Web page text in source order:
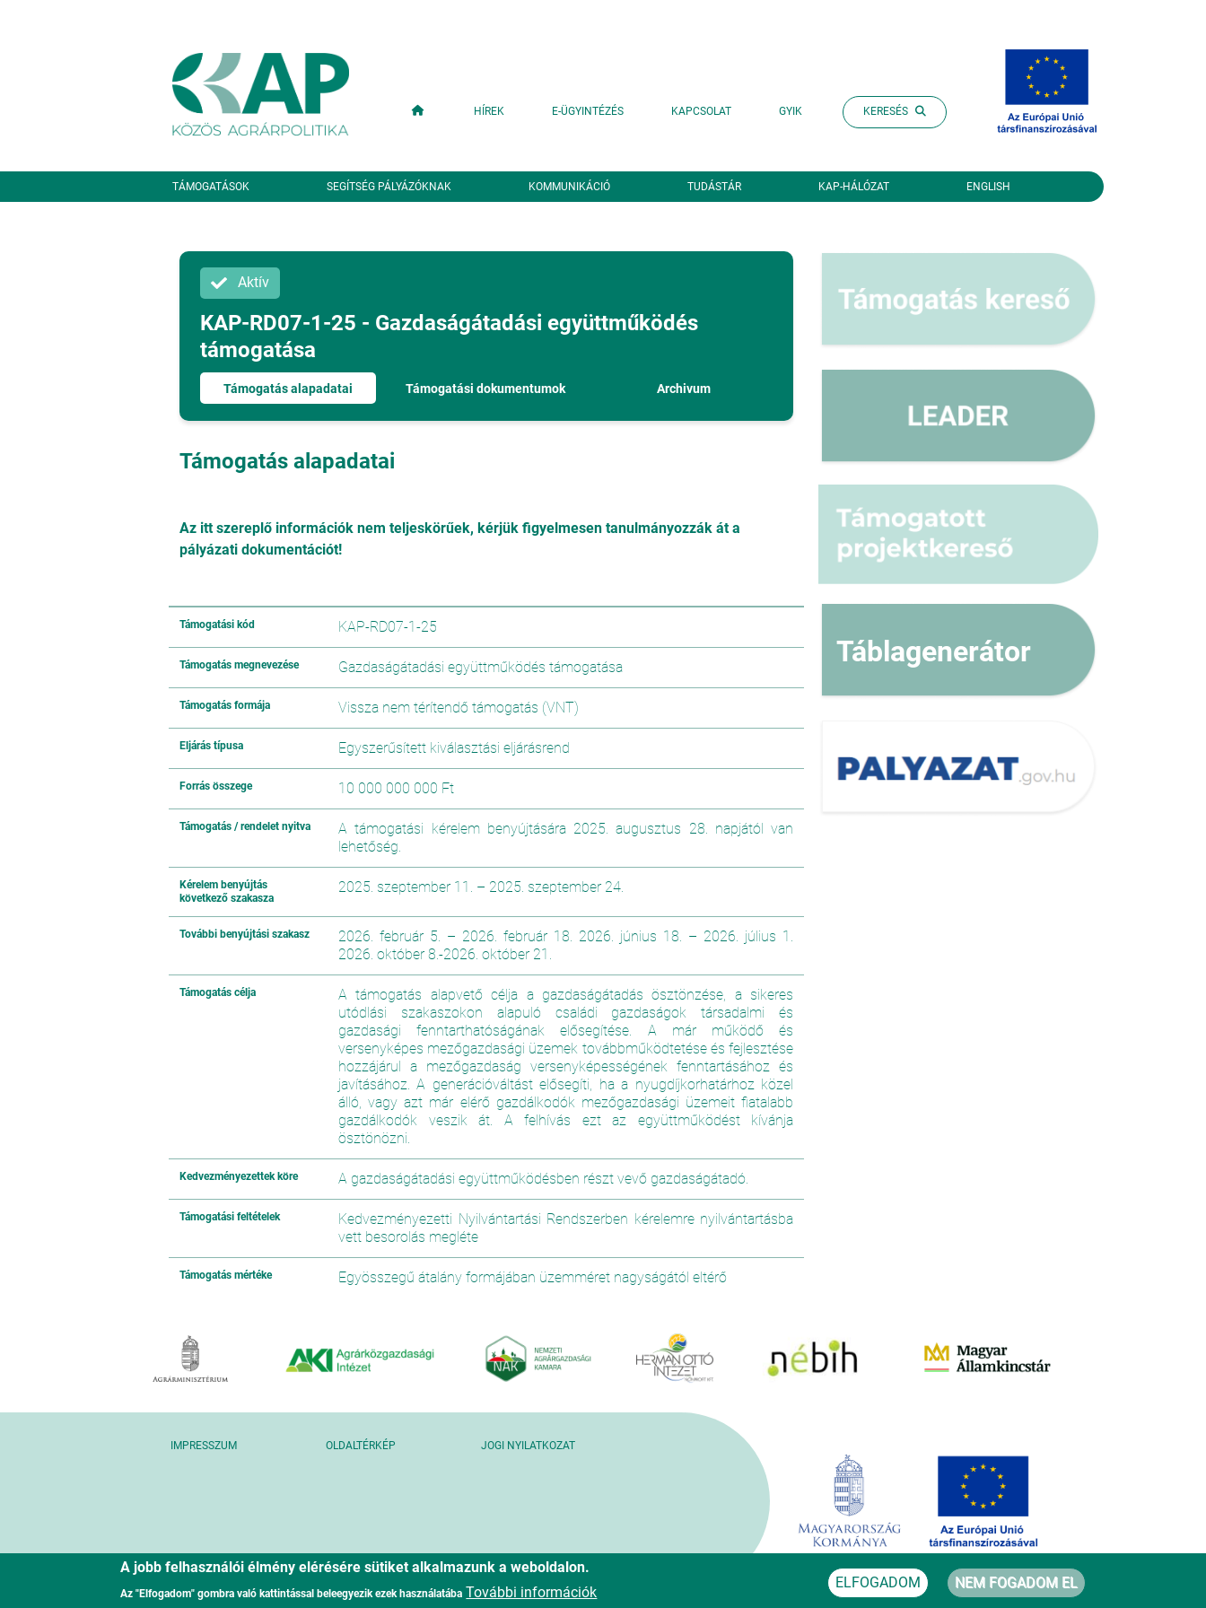
Fő navigáció
HÍREK E-ÜGYINTÉZÉS KAPCSOLAT GYIK KERESÉS
Másodlagos navigáció
TÁMOGATÁSOK SEGÍTSÉG PÁLYÁZÓKNAK KOMMUNIKÁCIÓ TUDÁSTÁR KAP-HÁLÓZAT ENGLISH
Aktív
KAP-RD07-1-25 - Gazdaságátadási együttműködés
támogatása
Támogatás alapadatai Támogatási dokumentumok Archivum
Támogatás alapadatai
Az itt szereplő információk nem teljeskörűek, kérjük figyelmesen tanulmányozzák át a
pályázati dokumentációt!
Támogatási kód KAP-RD07-1-25
Támogatás megnevezése Gazdaságátadási együttműködés támogatása
Támogatás formája Vissza nem térítendő támogatás (VNT)
Eljárás típusa Egyszerűsített kiválasztási eljárásrend
Forrás összege 10 000 000 000 Ft
Támogatás / rendelet nyitva
A támogatási kérelem benyújtására 2025. augusztus 28. napjától van
lehetőség.
Kérelem benyújtás
következő szakasza
2025. szeptember 11. – 2025. szeptember 24.
További benyújtási szakasz
2026. február 5. – 2026. február 18. 2026. június 18. – 2026. július 1.
2026. október 8.-2026. október 21.
Támogatás célja
A támogatás alapvető célja a gazdaságátadás ösztönzése, a sikeres
utódlási szakaszokon alapuló családi gazdaságok társadalmi és
gazdasági fenntarthatóságának elősegítése. A már működő és
versenyképes mezőgazdasági üzemek továbbműködtetése és fejlesztése
hozzájárul a mezőgazdaság versenyképességének fenntartásához és
javításához. A generációváltást elősegíti, ha a nyugdíjkorhatárhoz közel
álló, vagy azt már elérő gazdálkodók mezőgazdasági üzemeit fiatalabb
gazdálkodók veszik át. A felhívás ezt az együttműködést kívánja
ösztönözni.
Kedvezményezettek köre A gazdaságátadási együttműködésben részt vevő gazdaságátadó.
Támogatási feltételek
Kedvezményezetti Nyilvántartási Rendszerben kérelemre nyilvántartásba
vett besorolás megléte
Támogatás mértéke Egyösszegű átalány formájában üzemméret nagyságától eltérő
Táblagenerátor
IMPRESSZUM OLDALTÉRKÉP JOGI NYILATKOZAT
A jobb felhasználói élmény elérésére sütiket alkalmazunk a weboldalon.
Az "Elfogadom" gombra való kattintással beleegyezik ezek használatába További információk
ELFOGADOM NEM FOGADOM EL